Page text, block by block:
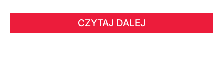
CZYTAJ DALEJ